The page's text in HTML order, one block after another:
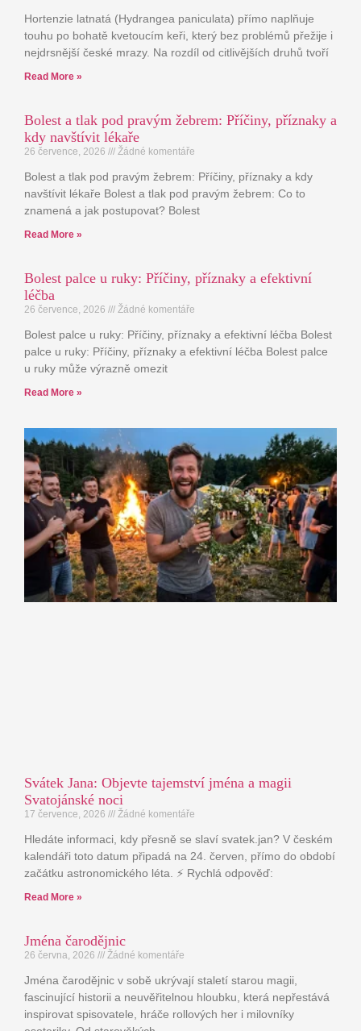
Hortenzie latnatá (Hydrangea paniculata) přímo naplňuje
touhu po bohatě kvetoucím keři, který bez problémů přežije i
nejdrsnější české mrazy. Na rozdíl od citlivějších druhů tvoří
Read More »
Bolest a tlak pod pravým žebrem: Příčiny, příznaky a
kdy navštívit lékaře
26 července, 2026 Žádné komentáře
Bolest a tlak pod pravým žebrem: Příčiny, příznaky a kdy
navštívit lékaře Bolest a tlak pod pravým žebrem: Co to
znamená a jak postupovat? Bolest
Read More »
Bolest palce u ruky: Příčiny, příznaky a efektivní
léčba
26 července, 2026 Žádné komentáře
Bolest palce u ruky: Příčiny, příznaky a efektivní léčba Bolest
palce u ruky: Příčiny, příznaky a efektivní léčba Bolest palce
u ruky může výrazně omezit
Read More »
Svátek Jana: Objevte tajemství jména a magii
Svatojánské noci
17 července, 2026 Žádné komentáře
Hledáte informaci, kdy přesně se slaví svatek.jan? V českém
kalendáři toto datum připadá na 24. červen, přímo do období
začátku astronomického léta. ⚡ Rychlá odpověď:
Read More »
Jména čarodějnic
26 června, 2026 Žádné komentáře
Jména čarodějnic v sobě ukrývají staletí starou magii,
fascinující historii a neuvěřitelnou hloubku, která nepřestává
inspirovat spisovatele, hráče rollových her i milovníky